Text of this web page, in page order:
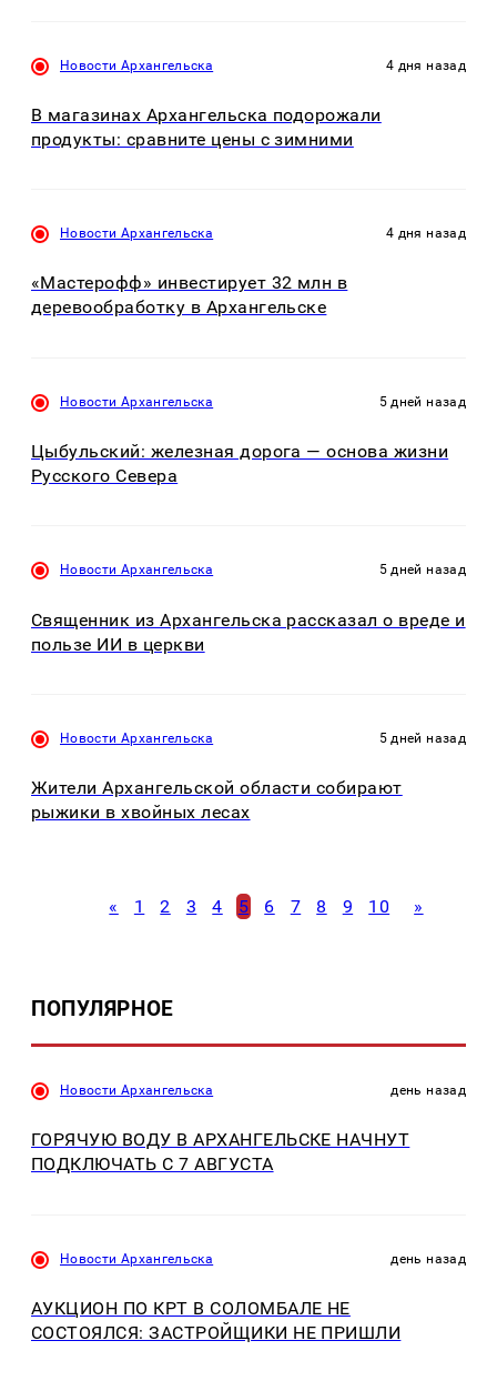
Новости Архангельска 4 дня назад
В магазинах Архангельска подорожали
продукты: сравните цены с зимними
Новости Архангельска 4 дня назад
«Мастерофф» инвестирует 32 млн в
деревообработку в Архангельске
Новости Архангельска 5 дней назад
Цыбульский: железная дорога — основа жизни
Русского Севера
Новости Архангельска 5 дней назад
Священник из Архангельска рассказал о вреде и
пользе ИИ в церкви
Новости Архангельска 5 дней назад
Жители Архангельской области собирают
рыжики в хвойных лесах
« 1 2 3 4 5 6 7 8 9 10 »
ПОПУЛЯРНОЕ
Новости Архангельска день назад
ГОРЯЧУЮ ВОДУ В АРХАНГЕЛЬСКЕ НАЧНУТ
ПОДКЛЮЧАТЬ С 7 АВГУСТА
Новости Архангельска день назад
АУКЦИОН ПО КРТ В СОЛОМБАЛЕ НЕ
СОСТОЯЛСЯ: ЗАСТРОЙЩИКИ НЕ ПРИШЛИ